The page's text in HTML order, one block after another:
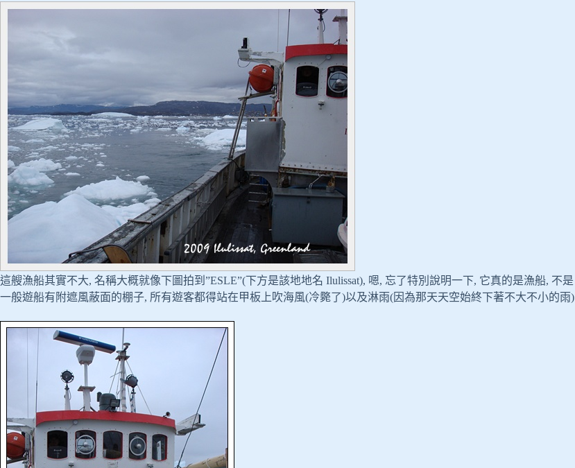
這艘漁船其實不大, 名稱大概就像下圖拍到”ESLE”(下方是該地地名 Ilulissat), 嗯, 忘了特別說明一下, 它真的是漁船, 不是
一般遊船有附遮風蔽面的棚子, 所有遊客都得站在甲板上吹海風(冷斃了)以及淋雨(因為那天天空始終下著不大不小的雨)